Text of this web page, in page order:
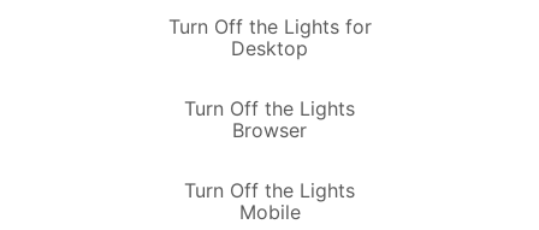
Turn Off the Lights for
Desktop
Turn Off the Lights
Browser
Turn Off the Lights
Mobile